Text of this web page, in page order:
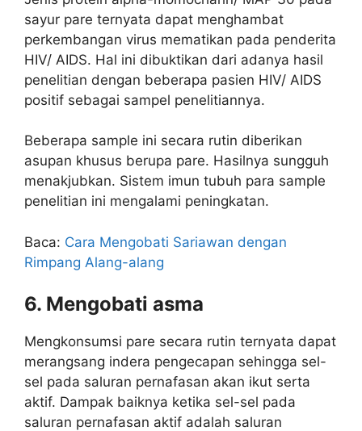
sayur pare ternyata dapat menghambat
perkembangan virus mematikan pada penderita
HIV/ AIDS. Hal ini dibuktikan dari adanya hasil
penelitian dengan beberapa pasien HIV/ AIDS
positif sebagai sampel penelitiannya.
Beberapa sample ini secara rutin diberikan
asupan khusus berupa pare. Hasilnya sungguh
menakjubkan. Sistem imun tubuh para sample
penelitian ini mengalami peningkatan.
Baca: Cara Mengobati Sariawan dengan
Rimpang Alang-alang
6. Mengobati asma
Mengkonsumsi pare secara rutin ternyata dapat
merangsang indera pengecapan sehingga sel-
sel pada saluran pernafasan akan ikut serta
aktif. Dampak baiknya ketika sel-sel pada
saluran pernafasan aktif adalah saluran